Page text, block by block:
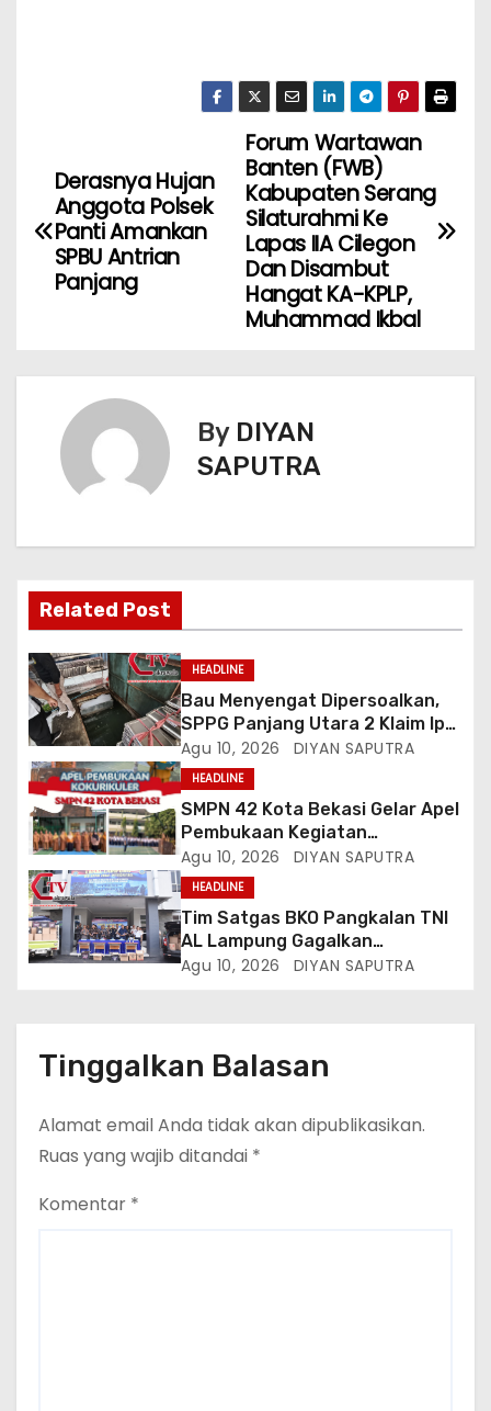
Forum Wartawan
Banten (FWB)
Kabupaten Serang
Silaturahmi Ke
Lapas IIA Cilegon
Dan Disambut
Hangat KA-KPLP,
Muhammad Ikbal
Derasnya Hujan
Anggota Polsek
Panti Amankan
SPBU Antrian
Panjang
By DIYAN
SAPUTRA
Related Post
HEADLINE
Bau Menyengat Dipersoalkan,
SPPG Panjang Utara 2 Klaim Ipal
Bagus, Warga: Jangan Buang
Limbah Ke Drainase Kami
Agu 10, 2026 DIYAN SAPUTRA
HEADLINE
SMPN 42 Kota Bekasi Gelar Apel
Pembukaan Kegiatan
Kokurikuler
Agu 10, 2026 DIYAN SAPUTRA
HEADLINE
Tim Satgas BKO Pangkalan TNI
AL Lampung Gagalkan
Peredaran Ribuan Liter
Agu 10, 2026 DIYAN SAPUTRA
Tinggalkan Balasan
Alamat email Anda tidak akan dipublikasikan.
Ruas yang wajib ditandai *
Komentar *